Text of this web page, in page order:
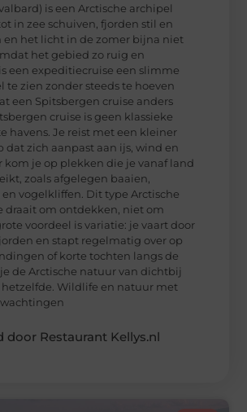
is een Arctische archipel
in zee schuiven, fjorden stil en
het licht in de zomer bijna niet
het gebied zo ruig en
een expeditiecruise een slimme
te zien zonder steeds te hoeven
een Spitsbergen cruise anders
cruise is geen klassieke
havens. Je reist met een kleiner
dat zich aanpast aan ijs, wind en
kom je op plekken die je vanaf land
zoals afgelegen baaien,
vogelkliffen. Dit type Arctische
draait om ontdekken, niet om
voordeel is variatie: je vaart door
en stapt regelmatig over op
of korte tochten langs de
de Arctische natuur van dichtbij
hetzelfde. Wildlife en natuur met
door Restaurant Kellys.nl